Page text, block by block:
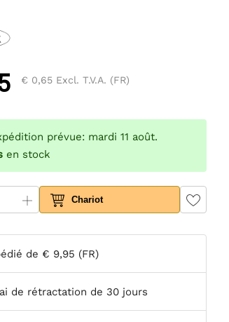
€ 0,65 Excl. T.V.A. (FR)
prévue: mardi 11 août.
en stock
Chariot
de € 9,95 (FR)
de rétractation de 30 jours